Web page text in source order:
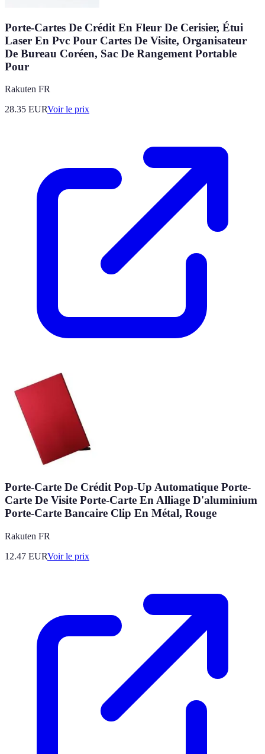
Porte-Cartes De Crédit En Fleur De Cerisier, Étui
Laser En Pvc Pour Cartes De Visite, Organisateur
De Bureau Coréen, Sac De Rangement Portable
Pour
Rakuten FR
28.35 EURVoir le prix
Porte-Carte De Crédit Pop-Up Automatique Porte-
Carte De Visite Porte-Carte En Alliage D'aluminium
Porte-Carte Bancaire Clip En Métal, Rouge
Rakuten FR
12.47 EURVoir le prix